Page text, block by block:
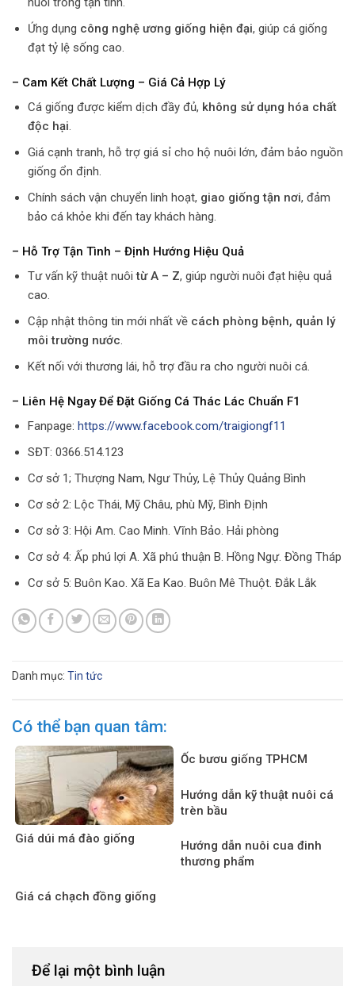
Ứng dụng công nghệ ương giống hiện đại, giúp cá giống
đạt tỷ lệ sống cao.
– Cam Kết Chất Lượng – Giá Cả Hợp Lý
Cá giống được kiểm dịch đầy đủ, không sử dụng hóa chất
độc hại.
Giá cạnh tranh, hỗ trợ giá sỉ cho hộ nuôi lớn, đảm bảo nguồn
giống ổn định.
Chính sách vận chuyển linh hoạt, giao giống tận nơi, đảm
bảo cá khỏe khi đến tay khách hàng.
– Hỗ Trợ Tận Tình – Định Hướng Hiệu Quả
Tư vấn kỹ thuật nuôitừ A – Z, giúp người nuôi đạt hiệu quả
cao.
Cập nhật thông tin mới nhất về cách phòng bệnh, quản lý
môi trường nước.
Kết nối với thương lái, hỗ trợ đầu ra cho người nuôi cá.
– Liên Hệ Ngay Để Đặt Giống Cá Thác Lác Chuẩn F1
Fanpage: https://www.facebook.com/traigiongf11
SĐT: 0366.514.123
Cơ sở 1; Thượng Nam, Ngư Thủy, Lệ Thủy Quảng Bình
Cơ sở 2: Lộc Thái, Mỹ Châu, phù Mỹ, Bình Định
Cơ sở 3: Hội Am. Cao Minh. Vĩnh Bảo. Hải phòng
Cơ sở 4: Ấp phú lợi A. Xã phú thuận B. Hồng Ngự. Đồng Tháp
Cơ sở 5: Buôn Kao. Xã Ea Kao. Buôn Mê Thuột. Đắk Lắk
Danh mục: Tin tức
Có thể bạn quan tâm:
Giá dúi má đào giống
Ốc bươu giống TPHCM
Hướng dẫn kỹ thuật nuôi cá
trèn bầu
Hướng dẫn nuôi cua đinh
thương phẩm
Giá cá chạch đồng giống
Để lại một bình luận